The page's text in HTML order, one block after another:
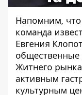
Напомним, что
команда
Евгения
Житнего
активным
культурным